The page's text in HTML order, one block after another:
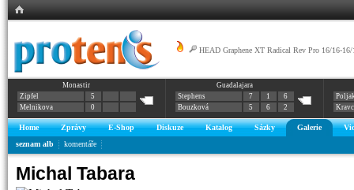
HEAD Graphene XT Radical Rev Pro 16/16-16/
Monastir
Zipfel
5
Melnikova
0
Guadalajara
Stephens
7 1
6
Bouzková
5 6 2
Home Zprávy E-Shop Diskuze Katalog Sázky Galerie
seznam alb
komentáře
Michal Tabara